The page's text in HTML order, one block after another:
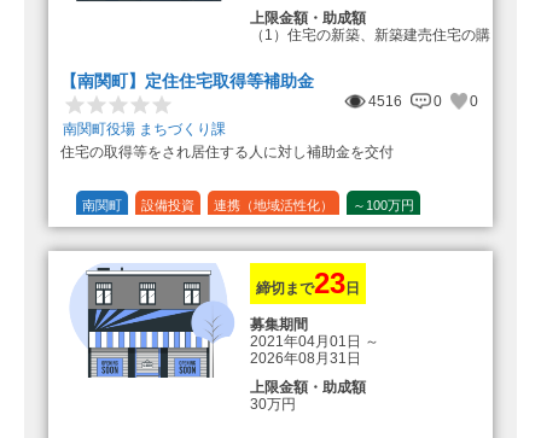
上限金額・助成額
（1）住宅の新築、新築建売住宅の購
登録事業者利用の場合25万円加
算（50万円＋25万円加算＝75万円）
算（25万円＋25万円加算＝50万円）
（3）住宅リフォーム 経費の20％
の額（限度額50万円）
（最大で50万円＋25万円加算＝75万
【南関町】定住住宅取得等補助金
4516 0
0
南関町役場 まちづくり課
住宅の取得等をされ居住する人に対し補助金を交付
南関町 設備投資 連携（地域活性化） ～100万円
締切まで23 日
募集期間
2021年04月01日 ～
2026年08月31日
上限金額・助成額
30万円